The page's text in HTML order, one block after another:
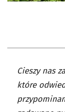
Cieszy nas
które